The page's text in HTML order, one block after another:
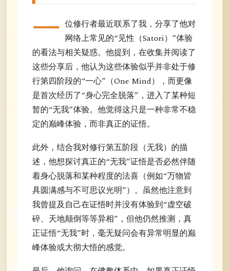
一 位修行者最近联系了我，分享了他对
网络上常见的“见性（Satori）”体验
的看法与相关疑惑。他提到，在收集并阅读了
这些分享后，他认为这些体验似乎并非处于修
行第四阶段的“一心”（One Mind），而更像
是首次经历了“身心完全脱落”，进入了某种短
暂的“无我”体验。他觉得这只是一种非常不稳
定的巅峰体验，而非真正的证悟。
此外，结合我对修行第五阶段（无我）的描
述，他想探讨真正的“无我”证悟是否必然伴随
着身心脱落和某种程度的法喜（例如“万物皆
具圆满感与不可思议光明”）。虽然他注意到
我曾提及自己在证悟时并没有体验到“虚空破
碎、天地颠倒等等异相”，但他仍然推测，真
正证悟“无我”时，毫无疑问会有异常明显的巅
峰体验或大彻大悟的感觉。